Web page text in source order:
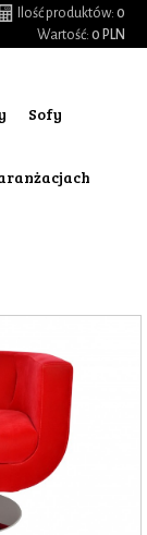
Ilość produktów: 0
Wartość: 0 PLN
Sofy